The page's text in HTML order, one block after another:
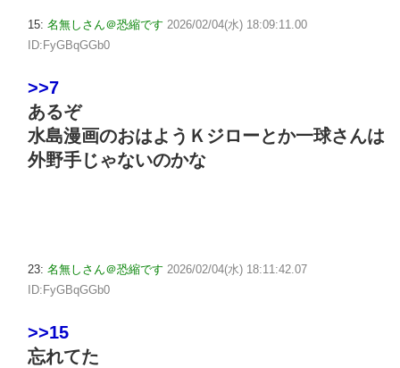
15: 名無しさん＠恐縮です 2026/02/04(水) 18:09:11.00
ID:FyGBqGGb0
>>7
あるぞ
水島漫画のおはようＫジローとか一球さんは
外野手じゃないのかな
23: 名無しさん＠恐縮です 2026/02/04(水) 18:11:42.07
ID:FyGBqGGb0
>>15
忘れてた